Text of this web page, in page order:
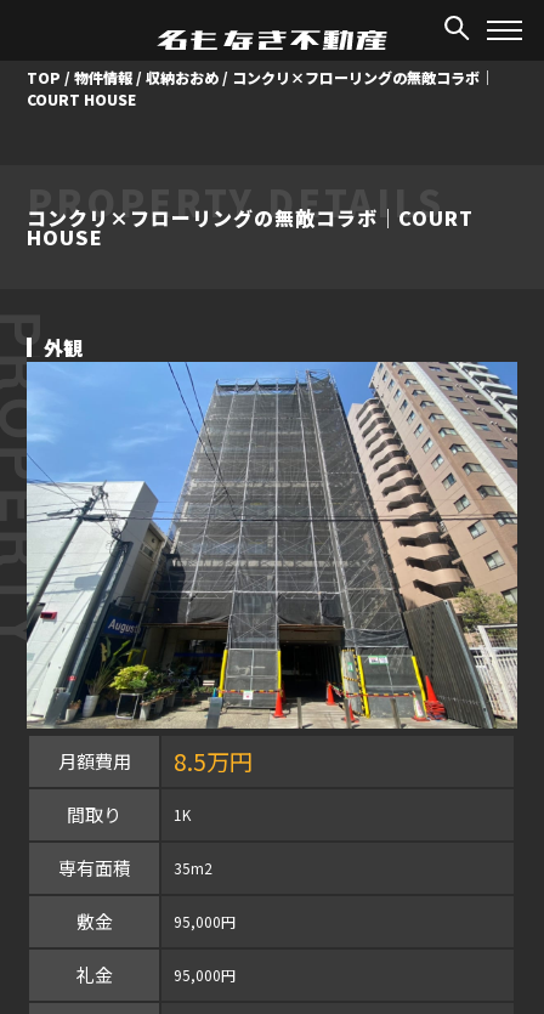
TOP /物件情報 /収納おおめ / コンクリ×フローリングの無敵コラボ｜
COURT HOUSE
PROPERTY DETAILS
コンクリ×フローリングの無敵コラボ｜COURT
HOUSE
外観
月額費用 8.5万円
間取り 1K
専有面積 35m2
敷金 95,000円
礼金 95,000円